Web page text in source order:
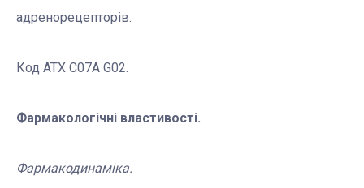
адренорецепторів.
Код АТХ C07A G02.
Фармакологічні властивості.
Фармакодинаміка.